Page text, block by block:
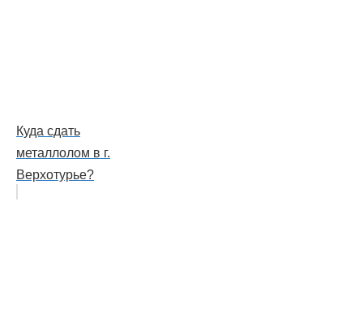
Куда сдать
металлолом в г.
Верхотурье?